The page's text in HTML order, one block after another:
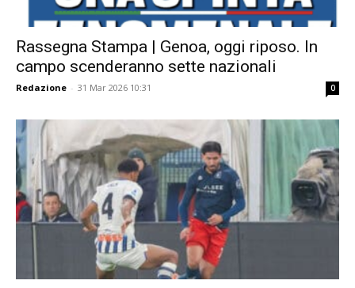
Rassegna Stampa | Genoa, oggi riposo. In
campo scenderanno sette nazionali
Redazione - 31 Mar 2026 10:31 0